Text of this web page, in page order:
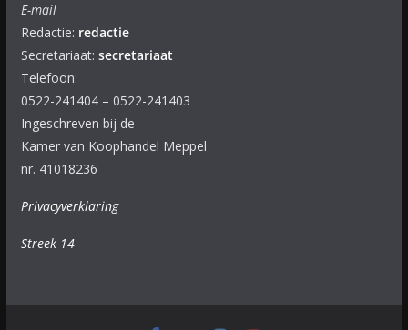
E-mail
Redactie: redactie
Secretariaat: secretariaat
Telefoon:
0522-241404 – 0522-241403
Ingeschreven bij de
Kamer van Koophandel Meppel
nr. 41018236
Privacyverklaring
Streek 14